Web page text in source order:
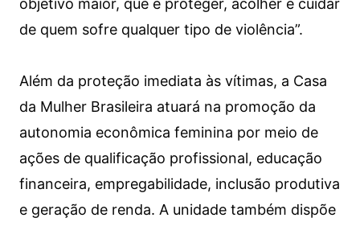
objetivo maior, que é proteger, acolher e cuidar
de quem sofre qualquer tipo de violência”.
Além da proteção imediata às vítimas, a Casa
da Mulher Brasileira atuará na promoção da
autonomia econômica feminina por meio de
ações de qualificação profissional, educação
financeira, empregabilidade, inclusão produtiva
e geração de renda. A unidade também dispõe